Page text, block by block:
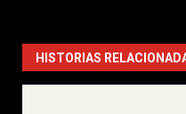
HISTORIAS